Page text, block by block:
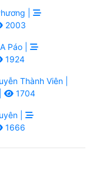
|
2003
A Páo |
1924
Thành Viên |
1704
|
1666